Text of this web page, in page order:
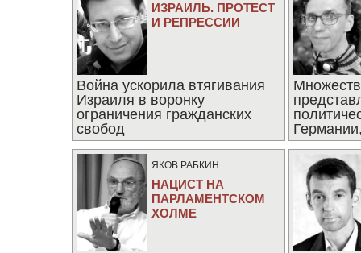
ИЗРАИЛЬ. ПРОТЕСТ
И РЕПРЕССИИ
Война ускорила втягивания
Израиля в воронку
ограничения гражданских
свобод
ЯКОВ РАБКИН
НАЦИСТ НА
ПАРЛАМЕНТСКОМ
ХОЛМЕ